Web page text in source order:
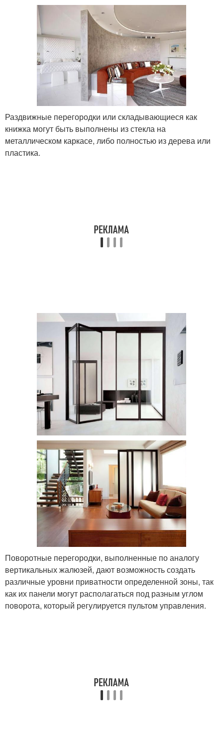
Раздвижные перегородки или складывающиеся как
книжка могут быть выполнены из стекла на
металлическом каркасе, либо полностью из дерева или
пластика.
Поворотные перегородки, выполненные по аналогу
вертикальных жалюзей, дают возможность создать
различные уровни приватности определенной зоны, так
как их панели могут располагаться под разным углом
поворота, который регулируется пультом управления.